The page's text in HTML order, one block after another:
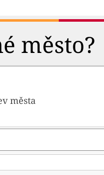
město?
města